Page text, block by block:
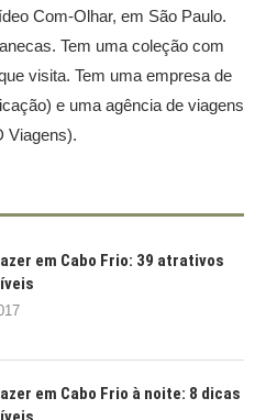
Com-Olhar, em São Paulo.
Tem uma coleção com
visita. Tem uma empresa de
e uma agência de viagens
Viagens).
em Cabo Frio: 39 atrativos
em Cabo Frio à noite: 8 dicas